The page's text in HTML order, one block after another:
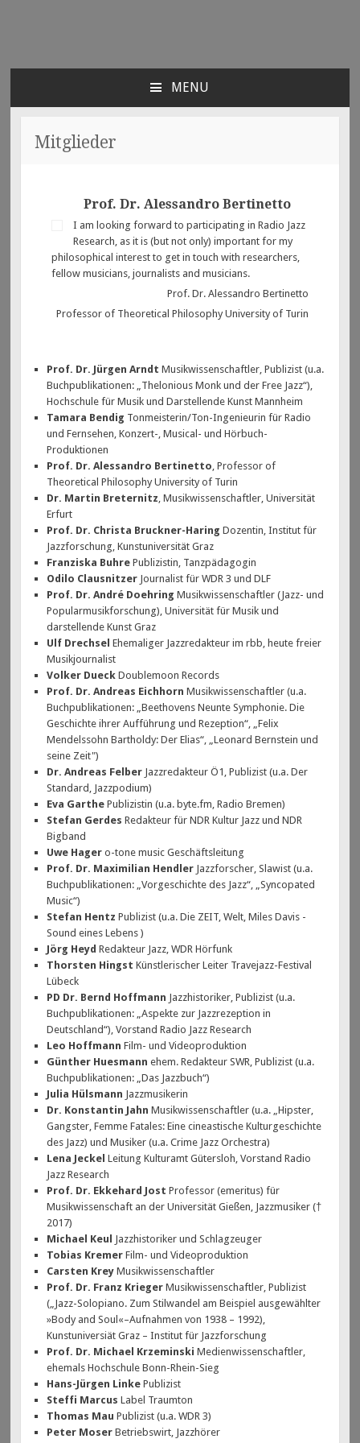
Radio Jazz Research e.V.
MENU
CONTENT
Mitglieder
Prof. Dr. Alessandro Bertinetto
I am looking forward to participating in Radio Jazz
Research, as it is (but not only) important for my
philosophical interest to get in touch with researchers,
fellow musicians, journalists and musicians.
Prof. Dr. Alessandro Bertinetto
Professor of Theoretical Philosophy University of Turin
Prof. Dr. Jürgen Arndt Musikwissenschaftler, Publizist (u.a.
Buchpublikationen: „Thelonious Monk und der Free Jazz“),
Hochschule für Musik und Darstellende Kunst Mannheim
Tamara Bendig Tonmeisterin/Ton-Ingenieurin für Radio
und Fernsehen, Konzert-, Musical- und Hörbuch-
Produktionen
Prof. Dr. Alessandro Bertinetto , Professor of
Theoretical Philosophy University of Turin
Dr. Martin Breternitz , Musikwissenschaftler, Universität
Erfurt
Prof. Dr. Christa Bruckner-HaringDozentin, Institut für
Jazzforschung, Kunstuniversität Graz
Franziska Buhre Publizistin, Tanzpädagogin
Odilo Clausnitzer Journalist für WDR 3 und DLF
Prof. Dr. André DoehringMusikwissenschaftler (Jazz- und
Popularmusikforschung), Universität für Musik und
darstellende Kunst Graz
Ulf DrechselEhemaliger Jazzredakteur im rbb, heute freier
Musikjournalist
Volker Dueck Doublemoon Records
Prof. Dr. Andreas Eichhorn Musikwissenschaftler (u.a.
Buchpublikationen: „Beethovens Neunte Symphonie. Die
Geschichte ihrer Aufführung und Rezeption“, „Felix
Mendelssohn Bartholdy: Der Elias“, „Leonard Bernstein und
seine Zeit")
Dr. Andreas Felber Jazzredakteur Ö1, Publizist (u.a. Der
Standard, Jazzpodium)
Eva Garthe Publizistin (u.a. byte.fm, Radio Bremen)
Stefan Gerdes Redakteur für NDR Kultur Jazz und NDR
Bigband
Uwe Hager o-tone music Geschäftsleitung
Prof. Dr. Maximilian Hendler Jazzforscher, Slawist (u.a.
Buchpublikationen: „Vorgeschichte des Jazz“, „Syncopated
Music“)
Stefan HentzPublizist (u.a. Die ZEIT, Welt, Miles Davis -
Sound eines Lebens )
Jörg Heyd Redakteur Jazz, WDR Hörfunk
Thorsten Hingst Künstlerischer Leiter Travejazz-Festival
Lübeck
PD Dr. Bernd Hoffmann Jazzhistoriker, Publizist (u.a.
Buchpublikationen: „Aspekte zur Jazzrezeption in
Deutschland“), Vorstand Radio Jazz Research
Leo HoffmannFilm- und Videoproduktion
Günther Huesmann ehem. Redakteur SWR, Publizist (u.a.
Buchpublikationen: „Das Jazzbuch“)
Julia Hülsmann Jazzmusikerin
Dr. Konstantin JahnMusikwissenschaftler (u.a. „Hipster,
Gangster, Femme Fatales: Eine cineastische Kulturgeschichte
des Jazz) und Musiker (u.a. Crime Jazz Orchestra)
Lena JeckelLeitung Kulturamt Gütersloh, Vorstand Radio
Jazz Research
Prof. Dr. Ekkehard Jost Professor (emeritus) für
Musikwissenschaft an der Universität Gießen, Jazzmusiker (†
2017)
Michael Keul Jazzhistoriker und Schlagzeuger
Tobias Kremer Film- und Videoproduktion
Carsten Krey Musikwissenschaftler
Prof. Dr. Franz Krieger Musikwissenschaftler, Publizist
(„Jazz-Solopiano. Zum Stilwandel am Beispiel ausgewählter
»Body and Soul«–Aufnahmen von 1938 – 1992),
Kunstuniversiät Graz – Institut für Jazzforschung
Prof. Dr. Michael KrzeminskiMedienwissenschaftler,
ehemals Hochschule Bonn-Rhein-Sieg
Hans-Jürgen Linke Publizist
Steffi MarcusLabel Traumton
Thomas Mau Publizist (u.a. WDR 3)
Peter Moser Betriebswirt, Jazzhörer